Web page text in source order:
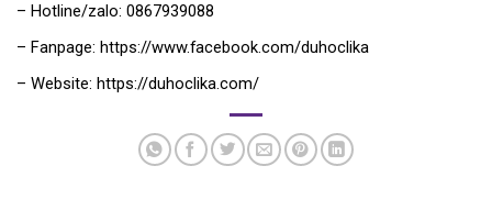
– Hotline/zalo: 0867939088
– Fanpage: https://www.facebook.com/duhoclika
– Website: https://duhoclika.com/